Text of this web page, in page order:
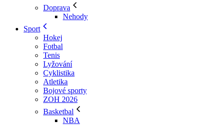
Doprava
Nehody
Sport
Hokej
Fotbal
Tenis
Lyžování
Cyklistika
Atletika
Bojové sporty
ZOH 2026
Basketbal
NBA